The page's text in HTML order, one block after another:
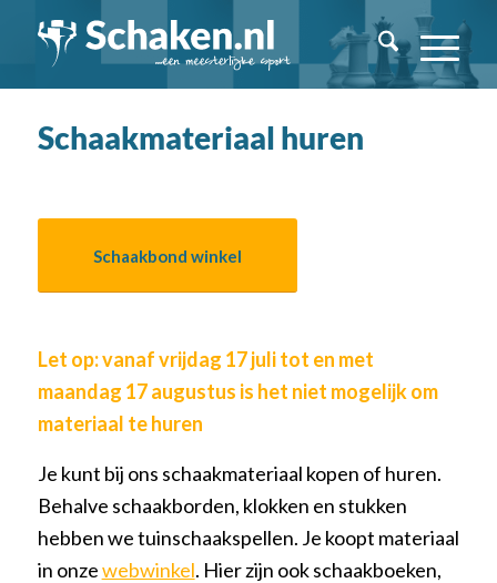
Schaakmateriaal huren
Schaakbond winkel
Let op: vanaf vrijdag 17 juli tot en met
maandag 17 augustus is het niet mogelijk om
materiaal te huren
Je kunt bij ons schaakmateriaal kopen of huren.
Behalve schaakborden, klokken en stukken
hebben we tuinschaakspellen. Je koopt materiaal
in onzewebwinkel. Hier zijn ook schaakboeken,